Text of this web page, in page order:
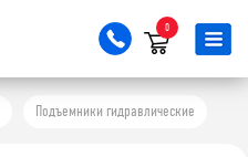
0
Подъемники гидравлические